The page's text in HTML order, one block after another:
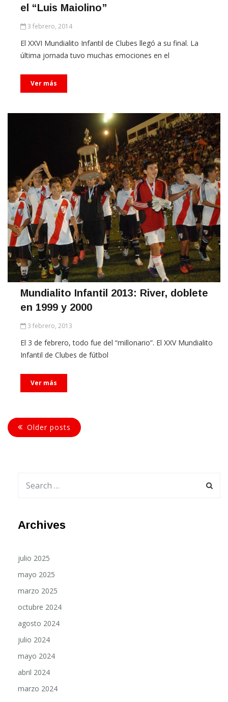
el “Luis Maiolino”
3 febrero, 2014
El XXVI Mundialito Infantil de Clubes llegó a su final. La
última jornada tuvo muchas emociones en el
Ver más
Mundialito Infantil 2013: River, doblete
en 1999 y 2000
3 febrero, 2013
El 3 de febrero, todo fue del “millonario”. El XXV Mundialito
Infantil de Clubes de fútbol
Ver más
Older posts
Archives
julio 2025
mayo 2025
marzo 2025
octubre 2024
agosto 2024
julio 2024
mayo 2024
abril 2024
marzo 2024